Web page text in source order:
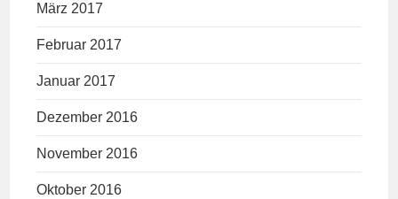
März 2017
Februar 2017
Januar 2017
Dezember 2016
November 2016
Oktober 2016